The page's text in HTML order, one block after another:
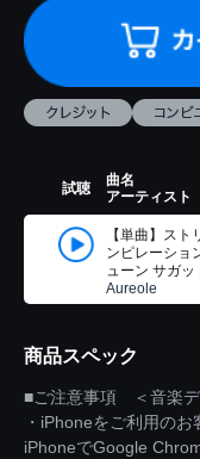
試聴
曲名
アーティスト
【単曲】スト
ンピレーショ
ューン サガッ
Aureole
商品スペック
■ご注意事項 ＜音楽デ
・iPhoneをご利用のお
iPhoneでGoogle